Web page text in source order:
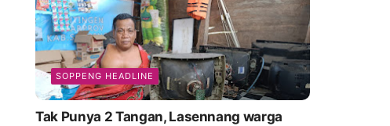
SOPPENG HEADLINE
Tak Punya 2 Tangan, Lasennang warga